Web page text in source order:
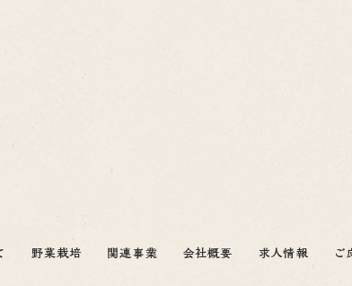
野菜栽培 関連事業 会社概要 求人情報